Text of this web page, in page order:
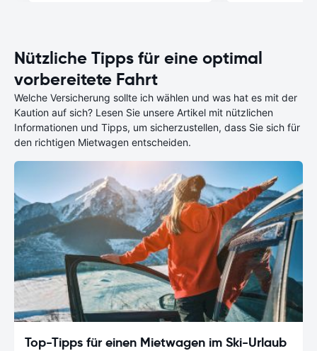
Nützliche Tipps für eine optimal
vorbereitete Fahrt
Welche Versicherung sollte ich wählen und was hat es mit der
Kaution auf sich? Lesen Sie unsere Artikel mit nützlichen
Informationen und Tipps, um sicherzustellen, dass Sie sich für
den richtigen Mietwagen entscheiden.
Top-Tipps für einen Mietwagen im Ski-Urlaub